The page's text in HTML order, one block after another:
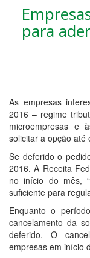
para
As empresas
2016 – regime
microempresas e
solicitar a opção até
Se deferido o
2016. A Receita
no início do mês,
suficiente para
Enquanto o
cancelamento da
deferido. O
empresas em início